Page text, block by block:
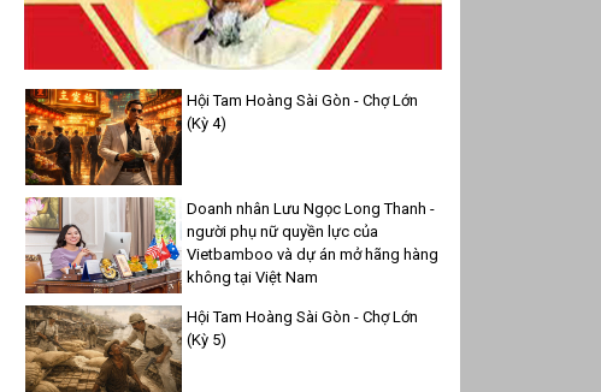
Hội Tam Hoàng Sài Gòn - Chợ Lớn
(Kỳ 4)
Doanh nhân Lưu Ngọc Long Thanh -
người phụ nữ quyền lực của
Vietbamboo và dự án mở hãng hàng
không tại Việt Nam
Hội Tam Hoàng Sài Gòn - Chợ Lớn
(Kỳ 5)